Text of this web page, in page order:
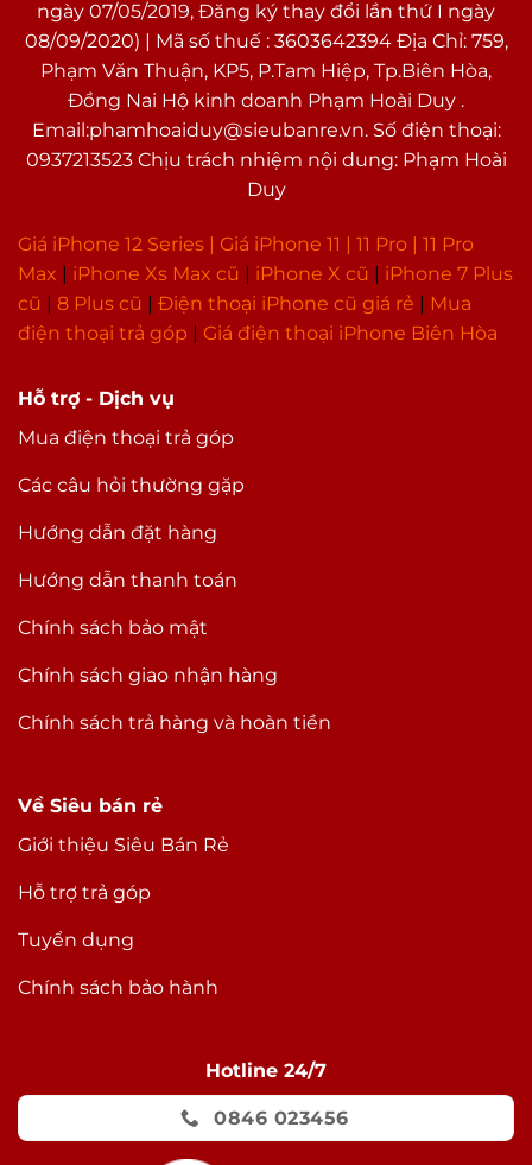
Hỗ trợ - Dịch vụ
Mua điện thoại trả góp
Các câu hỏi thường gặp
Hướng dẫn đặt hàng
Hướng dẫn thanh toán
Chính sách bảo mật
Chính sách giao nhận hàng
Chính sách trả hàng và hoàn tiền
Về Siêu bán rẻ
Giới thiệu Siêu Bán Rẻ
Hỗ trợ trả góp
Tuyển dụng
Chính sách bảo hành
Hotline 24/7
0846 023456
ngày 07/05/2019, Đăng ký thay đổi lần thứ I ngày
08/09/2020) | Mã số thuế : 3603642394 Địa Chỉ: 759,
Phạm Văn Thuận, KP5, P.Tam Hiệp, Tp.Biên Hòa,
Đồng Nai Hộ kinh doanh Phạm Hoài Duy .
Email:phamhoaiduy@sieubanre.vn. Số điện thoại:
0937213523 Chịu trách nhiệm nội dung: Phạm Hoài
Duy
Giá iPhone 12 Series | Giá iPhone 11 | 11 Pro | 11 Pro
Max | iPhone Xs Max cũ | iPhone X cũ | iPhone 7 Plus
cũ | 8 Plus cũ | Điện thoại iPhone cũ giá rẻ | Mua
điện thoại trả góp | Giá điện thoại iPhone Biên Hòa